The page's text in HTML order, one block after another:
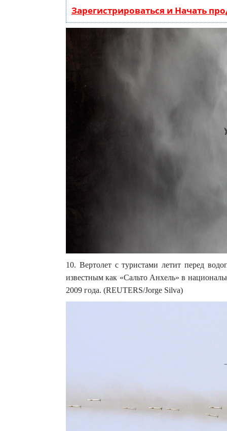
Зарегистрироваться и Начать
10. Вертолет с туристами летит перед
известным как «Сальто Анхель» в
2009 года. (REUTERS/Jorge Silva)